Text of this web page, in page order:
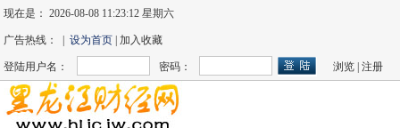
现在是：2026-08-08 11:23:13 星期六
广告热线： |设为首页 | 加入收藏
登陆用户名： 密码： 浏览 |注册